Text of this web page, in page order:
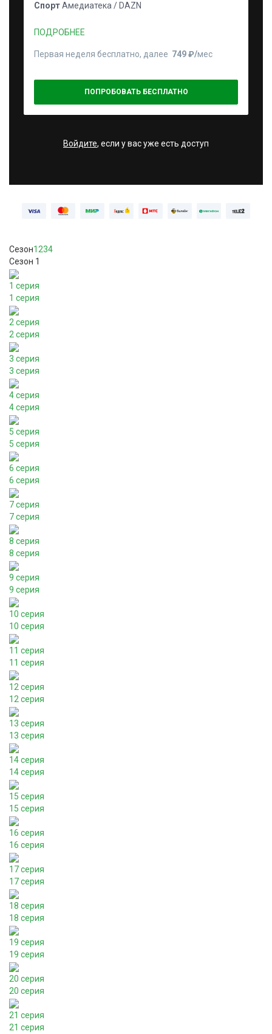
СпортАмедиатека / DAZN
ПОДРОБНЕЕ
Первая неделя бесплатно, далее 749 ₽⁠/⁠мес
ПОПРОБОВАТЬ БЕСПЛАТНО
Войдите, если у вас уже есть доступ
Сезон1 234
Сезон 1
1 серия
1 серия
2 серия
2 серия
3 серия
3 серия
4 серия
4 серия
5 серия
5 серия
6 серия
6 серия
7 серия
7 серия
8 серия
8 серия
9 серия
9 серия
10 серия
10 серия
11 серия
11 серия
12 серия
12 серия
13 серия
13 серия
14 серия
14 серия
15 серия
15 серия
16 серия
16 серия
17 серия
17 серия
18 серия
18 серия
19 серия
19 серия
20 серия
20 серия
21 серия
21 серия